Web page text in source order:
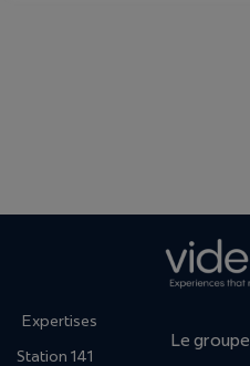
Expertises
Station 141
Le groupe